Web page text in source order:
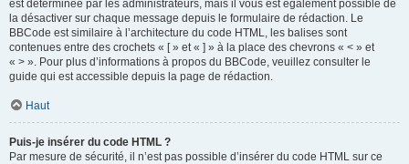
est déterminée par les administrateurs, mais il vous est également possible de
la désactiver sur chaque message depuis le formulaire de rédaction. Le
BBCode est similaire à l’architecture du code HTML, les balises sont
contenues entre des crochets « [ » et « ] » à la place des chevrons « < » et
« > ». Pour plus d’informations à propos du BBCode, veuillez consulter le
guide qui est accessible depuis la page de rédaction.
Haut
Puis-je insérer du code HTML ?
Par mesure de sécurité, il n’est pas possible d’insérer du code HTML sur ce